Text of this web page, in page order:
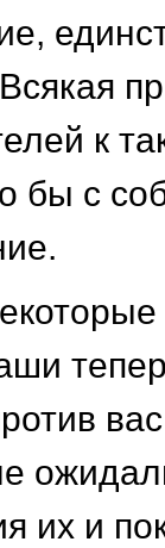
к
бы с
их и